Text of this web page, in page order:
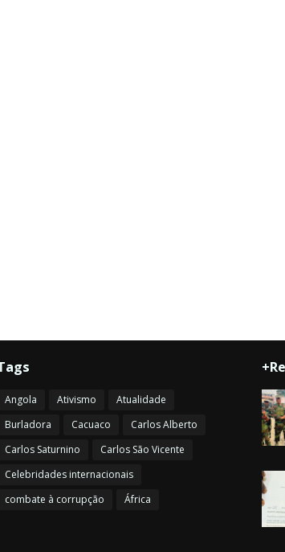
Angola Ativismo
Atualidade
Burladora
Cacuaco
Carlos Alberto
Carlos Saturnino
Carlos São Vicente
Celebridades internacionais
combate à corrupção
África